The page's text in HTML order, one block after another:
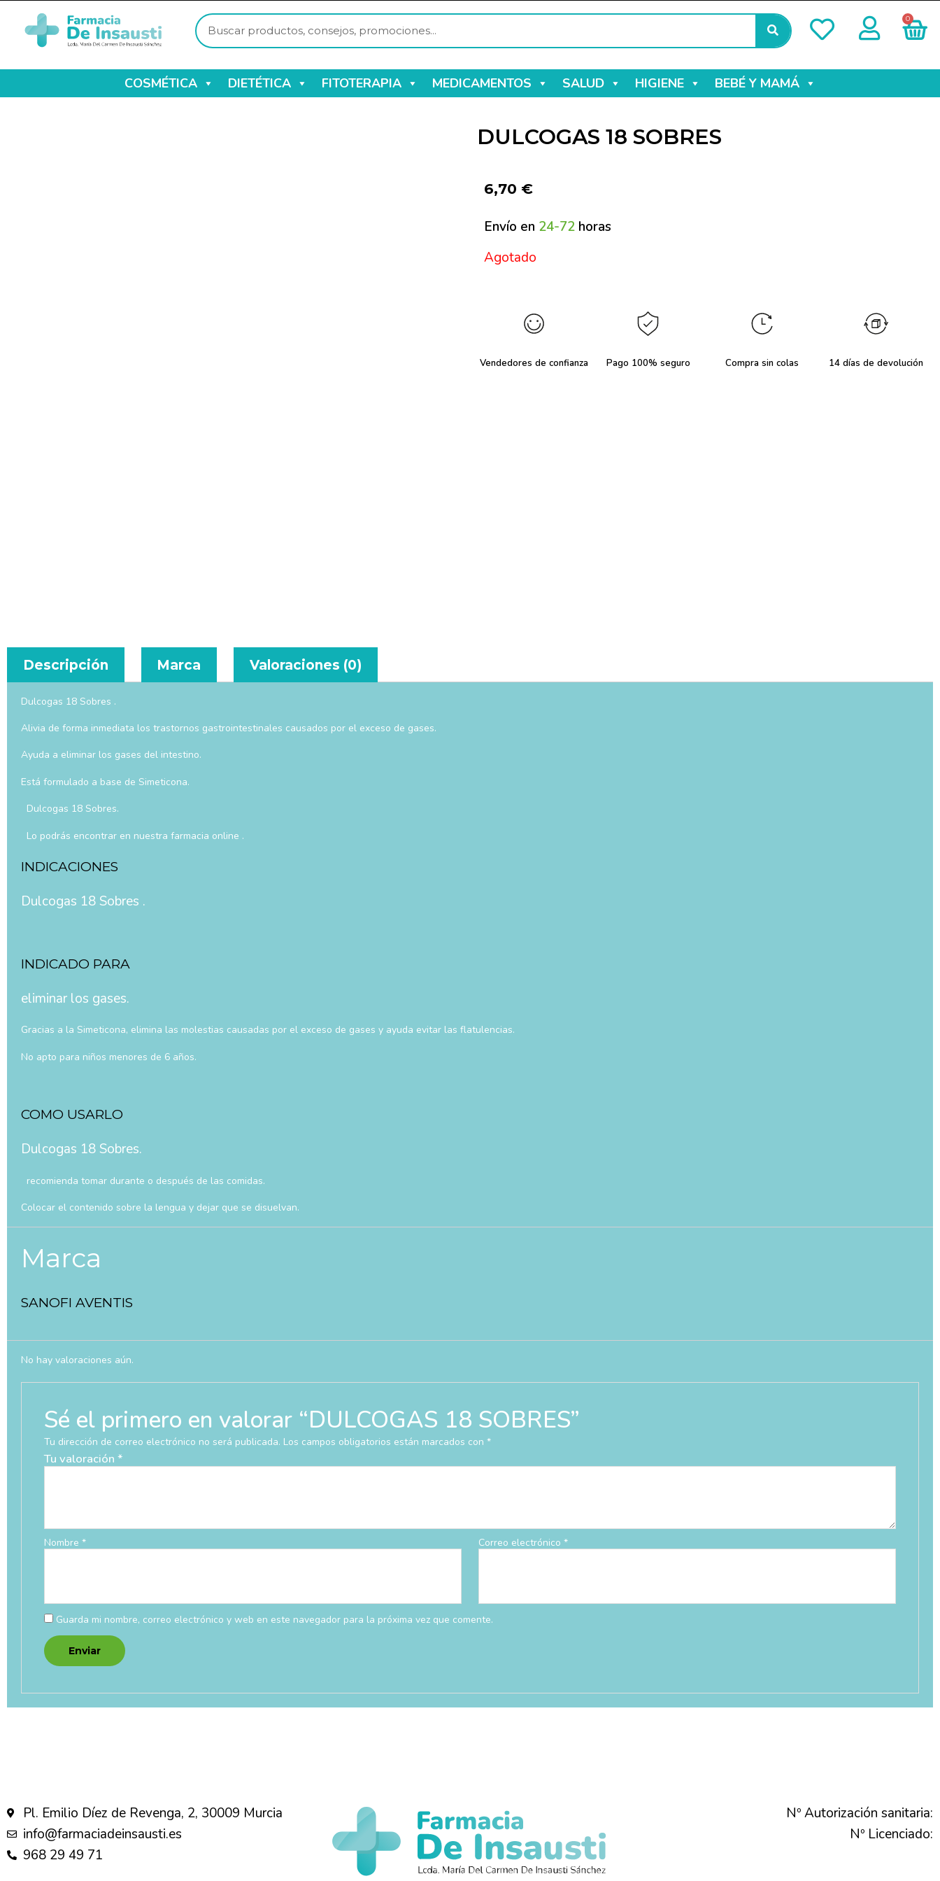
0
COSMÉTICA DIETÉTICA FITOTERAPIA MEDICAMENTOS SALUD HIGIENE BEBÉ Y MAMÁ
DULCOGAS 18 SOBRES
6,70 €
Envío en 24-72 horas
Agotado
Vendedores de confianza Pago 100% seguro Compra sin colas 14 días de devolución
Descripción Marca Valoraciones (0)
Dulcogas 18 Sobres .
Alivia de forma inmediata los trastornos gastrointestinales causados por el exceso de gases.
Ayuda a eliminar los gases del intestino.
Está formulado a base de Simeticona.
Dulcogas 18 Sobres.
Lo podrás encontrar en nuestra farmacia online .
INDICACIONES
Dulcogas 18 Sobres .
INDICADO PARA
eliminar los gases.
Gracias a la Simeticona, elimina las molestias causadas por el exceso de gases y ayuda evitar las flatulencias.
No apto para niños menores de 6 años.
COMO USARLO
Dulcogas 18 Sobres.
recomienda tomar durante o después de las comidas.
Colocar el contenido sobre la lengua y dejar que se disuelvan.
Marca
SANOFI AVENTIS
No hay valoraciones aún.
Sé el primero en valorar “DULCOGAS 18 SOBRES”
Tu dirección de correo electrónico no será publicada. Los campos obligatorios están marcados con *
Tu valoración *
Nombre * Correo electrónico*
Guarda mi nombre, correo electrónico y web en este navegador para la próxima vez que comente.
Pl. Emilio Díez de Revenga, 2, 30009 Murcia
info@farmaciadeinsausti.es
968 29 49 71
Nº Autorización sanitaria:
Nº Licenciado: